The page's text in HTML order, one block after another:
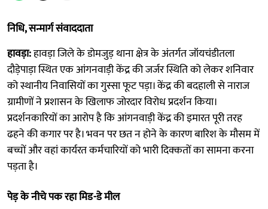
निधि, सन्मार्ग संवाददाता
हावड़ा:हावड़ा जिले के डोमजुड़ थाना क्षेत्र के अंतर्गत जॉयचंडीतला
दौड़ेपाड़ा स्थित एक आंगनवाड़ी केंद्र की जर्जर स्थिति को लेकर शनिवार
को स्थानीय निवासियों का गुस्सा फूट पड़ा। केंद्र की बदहाली से नाराज
ग्रामीणों ने प्रशासन के खिलाफ जोरदार विरोध प्रदर्शन किया।
प्रदर्शनकारियों का आरोप है कि आंगनवाड़ी केंद्र की इमारत पूरी तरह
ढहने की कगार पर है। भवन पर छत न होने के कारण बारिश के मौसम में
बच्चों और वहां कार्यरत कर्मचारियों को भारी दिक्कतों का सामना करना
पड़ता है।
पेड़ के नीचे पक रहा मिड-डे मील